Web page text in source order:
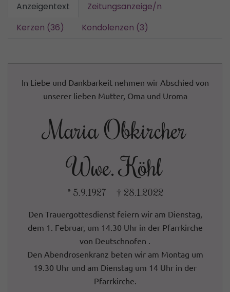
Anzeigentext
Zeitungsanzeige/n
Kerzen (36)
Kondolenzen (3)
In Liebe und Dankbarkeit nehmen wir Abschied von
unserer lieben Mutter, Oma und Uroma
Maria Obkircher
Wwe. Köhl
* 5.9.1927 † 28.1.2022
Den Trauergottesdienst feiern wir am Dienstag,
dem 1. Februar, um 14.30 Uhr in der Pfarrkirche
von Deutschnofen .
Den Abendrosenkranz beten wir am Montag um
19.30 Uhr und am Dienstag um 14 Uhr in der
Pfarrkirche.